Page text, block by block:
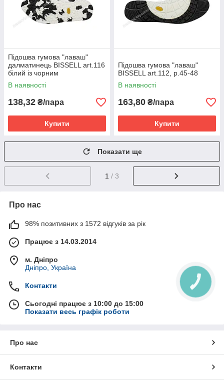
Підошва гумова "лаваш"
далматинець BISSELL art.116
білий із чорним
В наявності
138,32 ₴/пара
Купити
Підошва гумова "лаваш"
BISSELL art.112, р.45-48
В наявності
163,80 ₴/пара
Купити
Показати ще
1 / 3
Про нас
98% позитивних з 1572 відгуків за рік
Працює з 14.03.2014
м. Дніпро
Дніпро, Україна
Контакти
Сьогодні працює з 10:00 до 15:00
Показати весь графік роботи
Про нас
Контакти
КНОПКА
ЗВ'ЯЗКУ